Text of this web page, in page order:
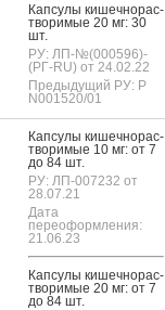
Кап­су­лы ки­шеч­но­рас­
тво­римые 20 мг: 30
шт.
РУ: ЛП-№(000596)-
(РГ-RU) от 24.02.22
Предыдущий РУ: Р
N001520/01
Кап­су­лы ки­шеч­но­рас­
тво­римые 10 мг: от 7
до 84 шт.
РУ: ЛП-007232 от
28.07.21
Дата
переоформления:
21.06.23
Кап­су­лы ки­шеч­но­рас­
тво­римые 20 мг: от 7
до 84 шт.